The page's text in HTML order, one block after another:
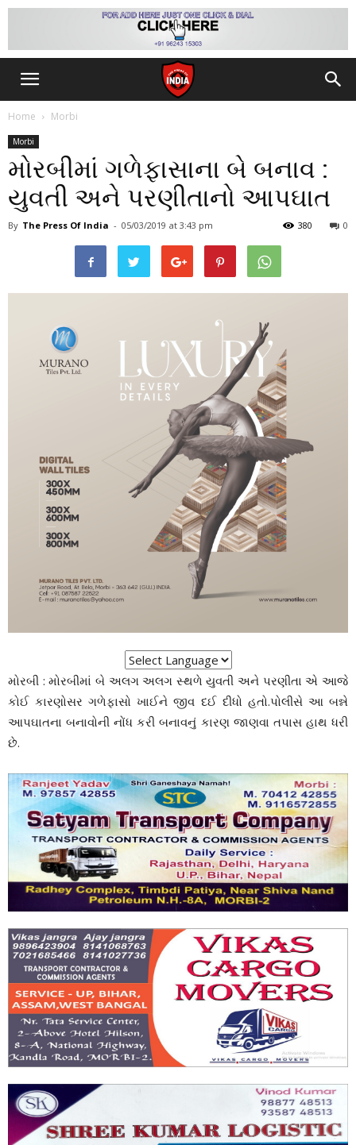
Home Morbi
Morbi
મોરબીમાં ગળેફાસાના બે બનાવ :
યુવતી અને પરણીતાનો આપઘાત
By The Press Of India - 05/03/2019 at 3:43 pm 0
380
મોરબી : મોરબીમાં બે અલગ અલગ સ્થળે યુવતી અને પરણીતા એ આજે
કોઈ કારણોસર ગળેફાસો ખાઈને જીવ દઈ દીધો હતો.પોલીસે આ બન્ને
આપઘાતના બનાવોની નોંધ કરી બનાવનું કારણ જાણવા તપાસ હાથ ધરી
છે.